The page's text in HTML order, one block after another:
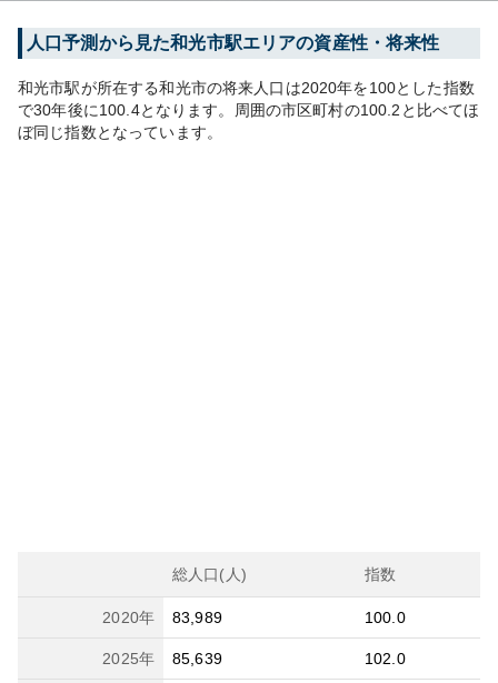
人口予測から見た和光市駅エリアの資産性・将来性
和光市駅が所在する和光市の将来人口は2020年を100とした指数
で30年後に100.4となります。 周囲の市区町村の100.2 と比べてほ
ぼ同じ指数となっています。
総人口(人) 指数
2020年 83,989 100.0
2025年 85,639 102.0